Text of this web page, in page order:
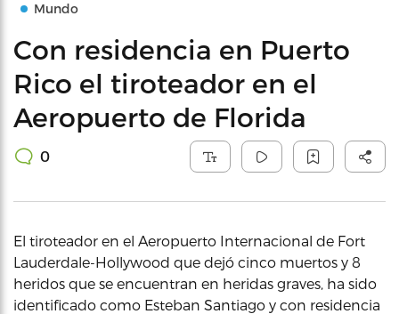
Mundo
Con residencia en Puerto
Rico el tiroteador en el
Aeropuerto de Florida
0
El tiroteador en el Aeropuerto Internacional de Fort
Lauderdale-Hollywood que dejó cinco muertos y 8
heridos que se encuentran en heridas graves, ha sido
identificado como Esteban Santiago y con residencia